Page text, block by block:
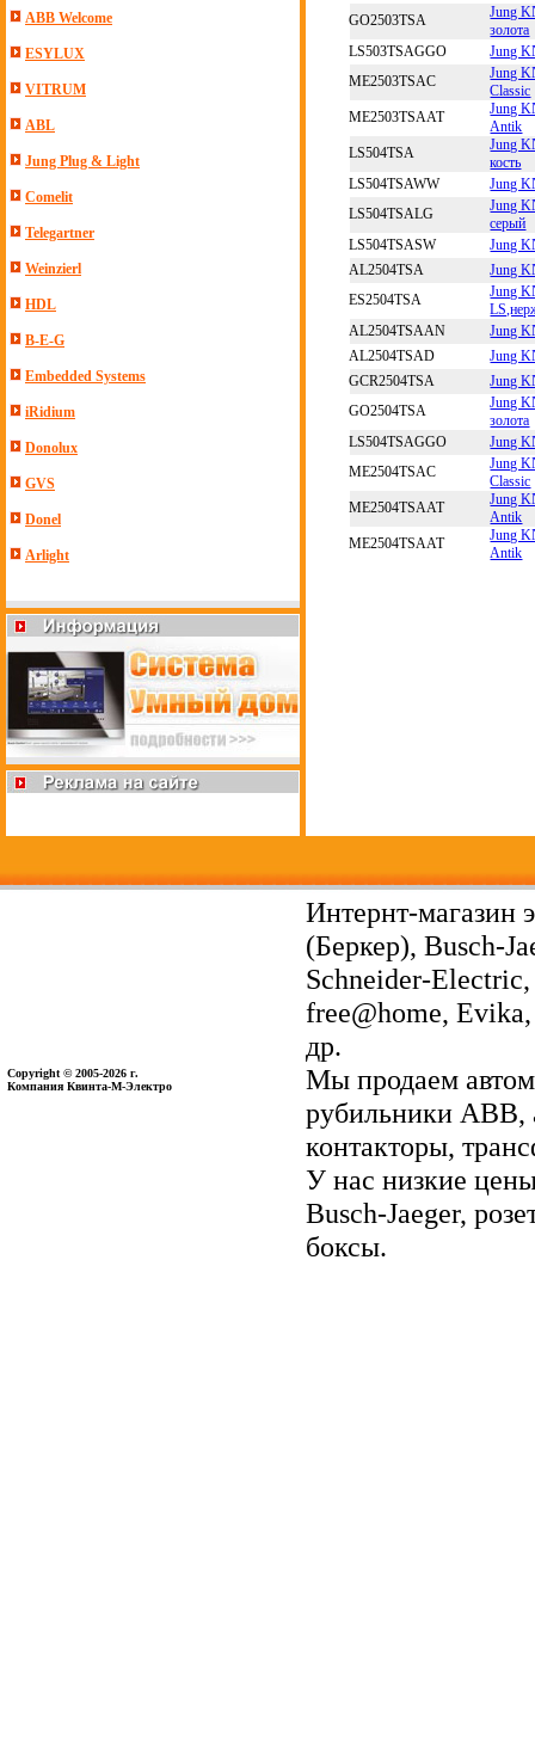
ABB Welcome
ESYLUX
VITRUM
ABL
Jung Plug & Light
Comelit
Telegartner
Weinzierl
HDL
B-E-G
Embedded Systems
iRidium
Donolux
GVS
Donel
Arlight
GO2503TSA
Jung
золота
LS503TSAGGO
Jung
ME2503TSAC
Jung
Classic
ME2503TSAAT
Jung
Antik
LS504TSA
Jung
кость
LS504TSAWW
Jung
LS504TSALG
Jung
серый
LS504TSASW
Jung
AL2504TSA
Jung
ES2504TSA
Jung
AL2504TSAAN
Jung
AL2504TSAD
Jung
GCR2504TSA
Jung
GO2504TSA
Jung
золота
LS504TSAGGO
Jung
ME2504TSAC
Jung
Classic
ME2504TSAAT
Jung
Antik
ME2504TSAAT
Jung
Antik
Copyright © 2005-2026 г.
Компания Квинта-М-Электро
Интернт-магазин
(Беркер), Busch-
Schneider-
free@home,
др.
Мы продаем
рубильники ABB,
контакторы,
У нас низкие
Busch-Jaeger,
боксы.